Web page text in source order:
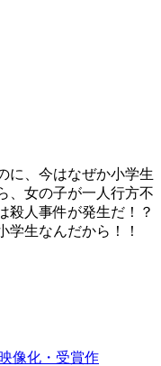
に、今はなぜか小学生
、女の子が一人行方不
殺人事件が発生だ！？
学生なんだから！！
映像化・受賞作